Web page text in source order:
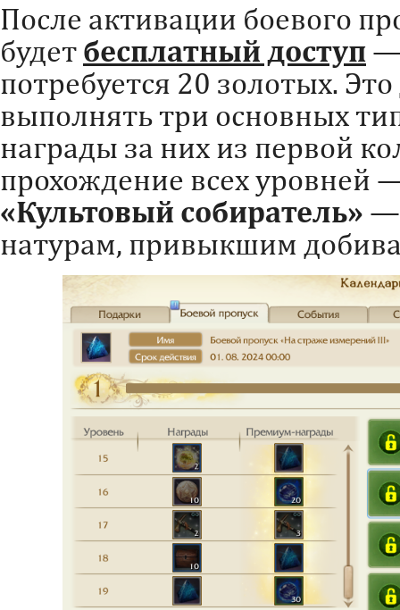
После активации боевого
будет бесплатный доступ —
потребуется 20 золотых.
выполнять три основных
награды за них из первой
прохождение всех уровней
«Культовый собиратель» —
натурам, привыкшим